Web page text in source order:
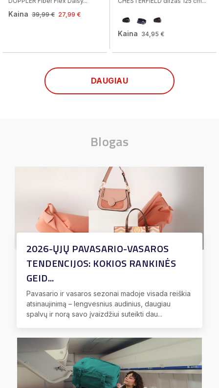
Kaina 39,99 € 27,99 €
Kaina 34,95 €
DAUGIAU
Blogas
2026-ŲJŲ PAVASARIO-VASAROS
TENDENCIJOS: KOKIOS RANKINĖS
GEID...
Pavasario ir vasaros sezonai madoje visada reiškia
atsinaujinimą – lengvesnius audinius, daugiau
spalvų ir norą savo įvaizdžiui suteikti dau...